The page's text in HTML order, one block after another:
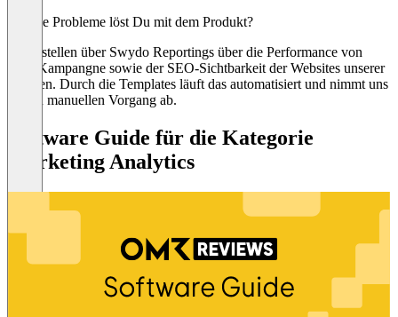
Welche Probleme löst Du mit dem Produkt?
Wir erstellen über Swydo Reportings über die Performance von
PPC-Kampangne sowie der SEO-Sichtbarkeit der Websites unserer
Kunden. Durch die Templates läuft das automatisiert und nimmt uns
so den manuellen Vorgang ab.
Software Guide für die Kategorie
Marketing Analytics